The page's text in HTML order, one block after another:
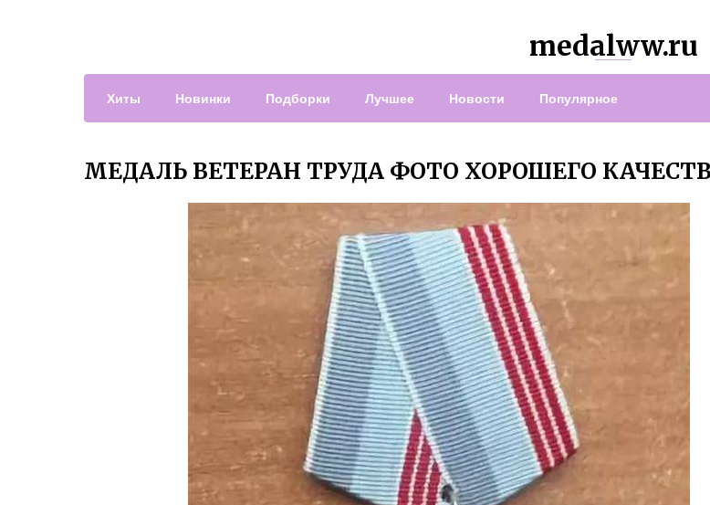
medalww.ru
Хиты Новинки Подборки Лучшее Новости Популярное
МЕДАЛЬ ВЕТЕРАН ТРУДА ФОТО ХОРОШЕГО